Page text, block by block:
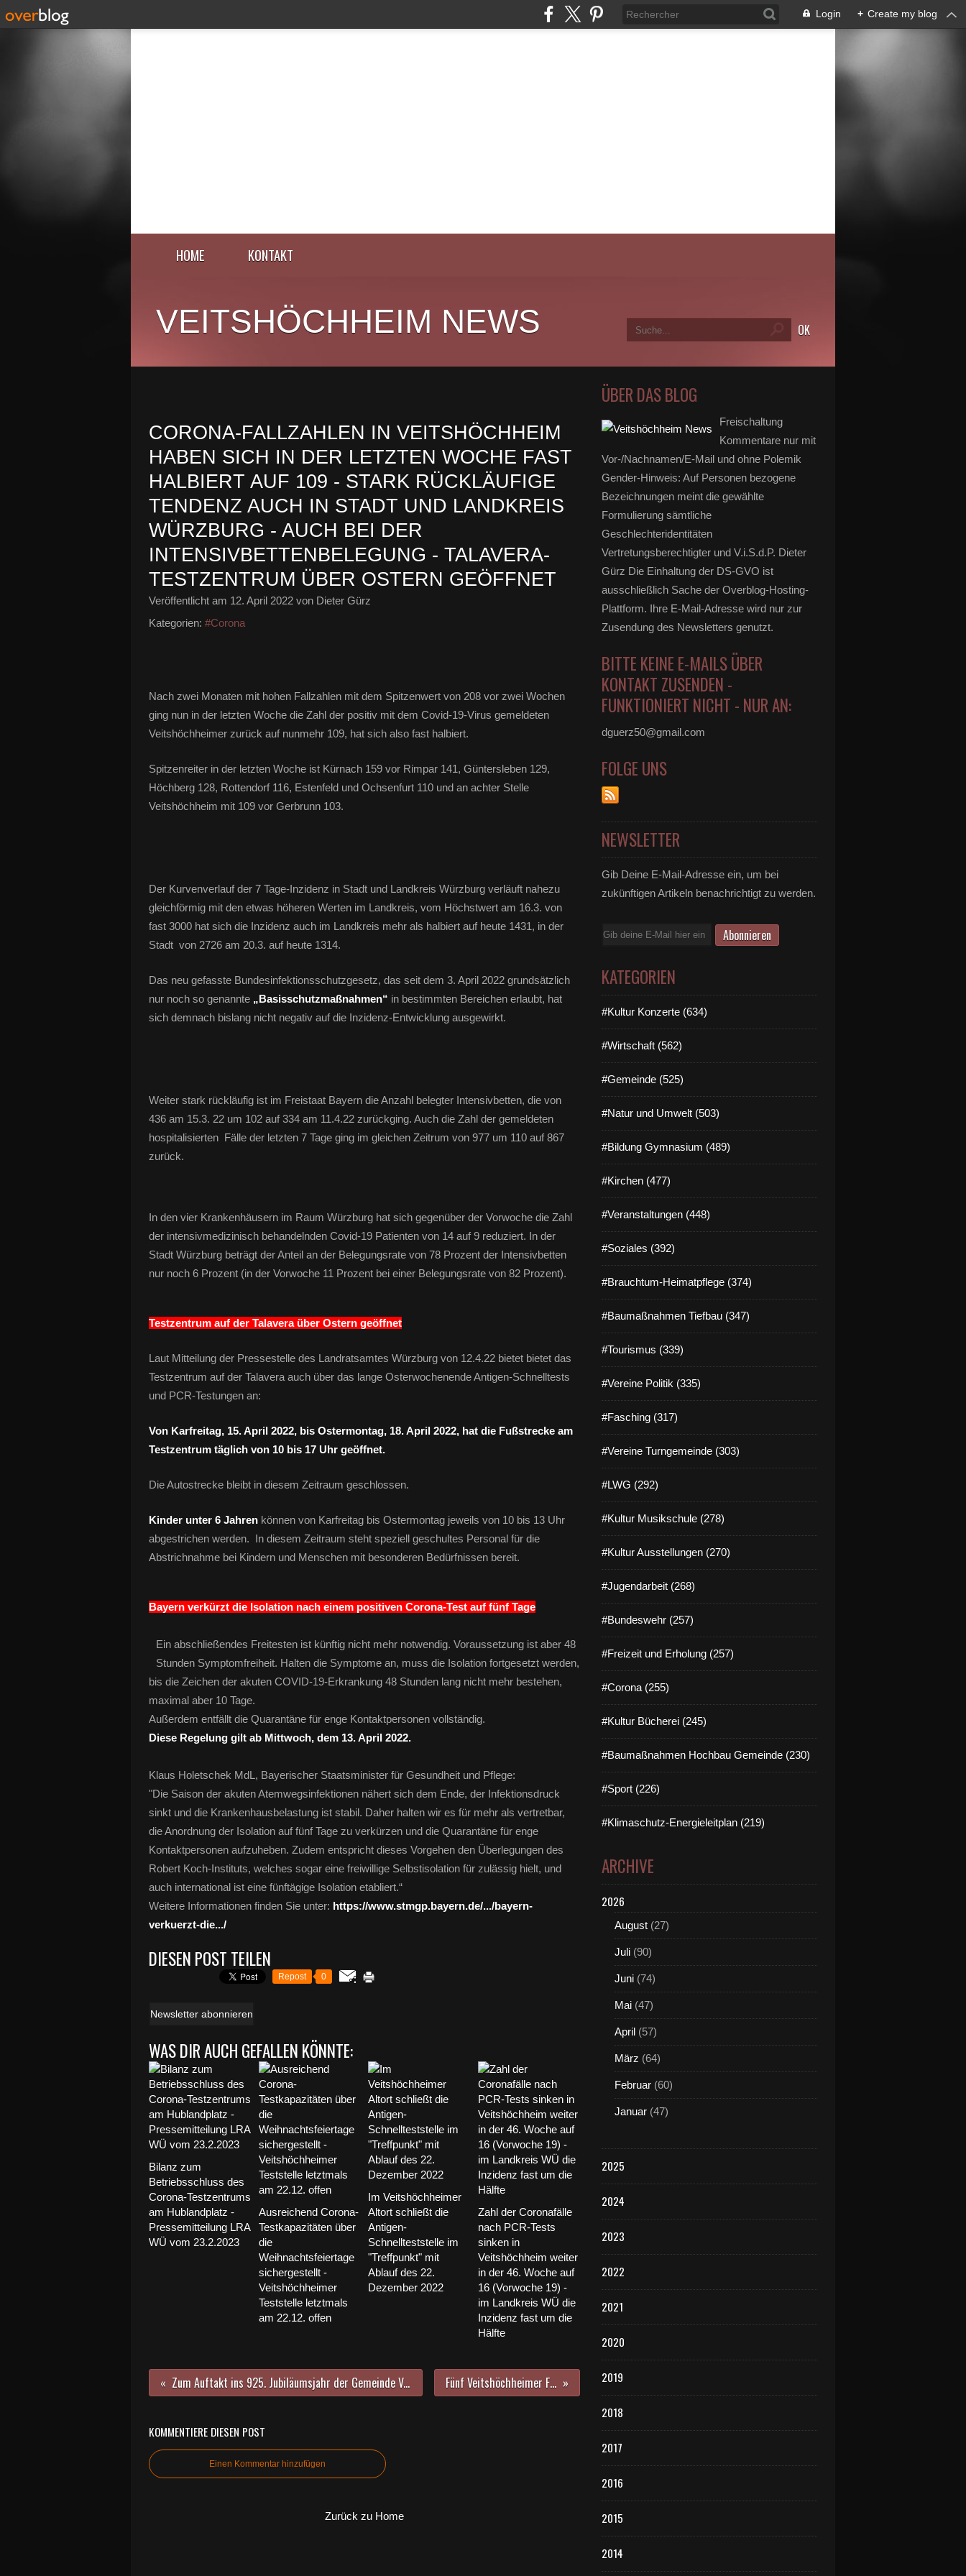
Login + Create my blog
HOME KONTAKT
VEITSHÖCHHEIM NEWS
CORONA-FALLZAHLEN IN VEITSHÖCHHEIM
HABEN SICH IN DER LETZTEN WOCHE FAST
HALBIERT AUF 109 - STARK RÜCKLÄUFIGE
TENDENZ AUCH IN STADT UND LANDKREIS
WÜRZBURG - AUCH BEI DER
INTENSIVBETTENBELEGUNG - TALAVERA-
TESTZENTRUM ÜBER OSTERN GEÖFFNET
Veröffentlicht am 12. April 2022 von Dieter Gürz
Kategorien: #Corona
Nach zwei Monaten mit hohen Fallzahlen mit dem Spitzenwert von 208 vor zwei Wochen
ging nun in der letzten Woche die Zahl der positiv mit dem Covid-19-Virus gemeldeten
Veitshöchheimer zurück auf nunmehr 109, hat sich also fast halbiert.
Spitzenreiter in der letzten Woche ist Kürnach 159 vor Rimpar 141, Güntersleben 129,
Höchberg 128, Rottendorf 116, Estenfeld und Ochsenfurt 110 und an achter Stelle
Veitshöchheim mit 109 vor Gerbrunn 103.
Der Kurvenverlauf der 7 Tage-Inzidenz in Stadt und Landkreis Würzburg verläuft nahezu
gleichförmig mit den etwas höheren Werten im Landkreis, vom Höchstwert am 16.3. von
fast 3000 hat sich die Inzidenz auch im Landkreis mehr als halbiert auf heute 1431, in der
Stadt von 2726 am 20.3. auf heute 1314.
Das neu gefasste Bundesinfektionsschutzgesetz, das seit dem 3. April 2022 grundsätzlich
nur noch so genannte „Basisschutzmaßnahmen“ in bestimmten Bereichen erlaubt, hat
sich demnach bislang nicht negativ auf die Inzidenz-Entwicklung ausgewirkt.
Weiter stark rückläufig ist im Freistaat Bayern die Anzahl belegter Intensivbetten, die von
436 am 15.3. 22 um 102 auf 334 am 11.4.22 zurückging. Auch die Zahl der gemeldeten
hospitalisierten Fälle der letzten 7 Tage ging im gleichen Zeitrum von 977 um 110 auf 867
zurück.
In den vier Krankenhäusern im Raum Würzburg hat sich gegenüber der Vorwoche die Zahl
der intensivmedizinisch behandelnden Covid-19 Patienten von 14 auf 9 reduziert. In der
Stadt Würzburg beträgt der Anteil an der Belegungsrate von 78 Prozent der Intensivbetten
nur noch 6 Prozent (in der Vorwoche 11 Prozent bei einer Belegungsrate von 82 Prozent).
Testzentrum auf der Talavera über Ostern geöffnet
Laut Mitteilung der Pressestelle des Landratsamtes Würzburg von 12.4.22 bietet bietet das
Testzentrum auf der Talavera auch über das lange Osterwochenende Antigen-Schnelltests
und PCR-Testungen an:
Von Karfreitag, 15. April 2022, bis Ostermontag, 18. April 2022, hat die Fußstrecke am
Testzentrum täglich von 10 bis 17 Uhr geöffnet.
Die Autostrecke bleibt in diesem Zeitraum geschlossen.
Kinder unter 6 Jahren können von Karfreitag bis Ostermontag jeweils von 10 bis 13 Uhr
abgestrichen werden. In diesem Zeitraum steht speziell geschultes Personal für die
Abstrichnahme bei Kindern und Menschen mit besonderen Bedürfnissen bereit.
Bayern verkürzt die Isolation nach einem positiven Corona-Test auf fünf Tage
Ein abschließendes Freitesten ist künftig nicht mehr notwendig. Voraussetzung ist aber 48
Stunden Symptomfreiheit. Halten die Symptome an, muss die Isolation fortgesetzt werden,
bis die Zeichen der akuten COVID-19-Erkrankung 48 Stunden lang nicht mehr bestehen,
maximal aber 10 Tage.
Außerdem entfällt die Quarantäne für enge Kontaktpersonen vollständig.
Diese Regelung gilt ab Mittwoch, dem 13. April 2022.
Klaus Holetschek MdL, Bayerischer Staatsminister für Gesundheit und Pflege:
"Die Saison der akuten Atemwegsinfektionen nähert sich dem Ende, der Infektionsdruck
sinkt und die Krankenhausbelastung ist stabil. Daher halten wir es für mehr als vertretbar,
die Anordnung der Isolation auf fünf Tage zu verkürzen und die Quarantäne für enge
Kontaktpersonen aufzuheben. Zudem entspricht dieses Vorgehen den Überlegungen des
Robert Koch-Instituts, welches sogar eine freiwillige Selbstisolation für zulässig hielt, und
auch international ist eine fünftägige Isolation etabliert.“
Weitere Informationen finden Sie unter: https://www.stmgp.bayern.de/.../bayern-
verkuerzt-die.../
DIESEN POST TEILEN
Repost 0
Newsletter abonnieren
WAS DIR AUCH GEFALLEN KÖNNTE:
Bilanz zum
Betriebsschluss des
Corona-Testzentrums
am Hublandplatz -
Pressemitteilung LRA
WÜ vom 23.2.2023
Ausreichend Corona-
Testkapazitäten über
die
Weihnachtsfeiertage
sichergestellt -
Veitshöchheimer
Teststelle letztmals
am 22.12. offen
Im Veitshöchheimer
Altort schließt die
Antigen-
Schnellteststelle im
"Treffpunkt" mit
Ablauf des 22.
Dezember 2022
Zahl der Coronafälle
nach PCR-Tests
sinken in
Veitshöchheim weiter
in der 46. Woche auf
16 (Vorwoche 19) -
im Landkreis WÜ die
Inzidenz fast um die
Hälfte
Zum Auftakt ins 925. Jubiläumsjahr der Gemeinde Veitshöchheim ging in den Mainfrankensälen eine beeindruckende zweieinhalbstündige Jubiläumsfeier mit einigen Premieren über die Bühne Fünf Veitshöchheimer Feldjäger in Jordanien im Einsatz - Ortsschild stellt Heimatbezug her
KOMMENTIERE DIESEN POST
Einen Kommentar hinzufügen
Zurück zu Home
ÜBER DAS BLOG
Freischaltung
Kommentare nur mit
Vor-/Nachnamen/E-Mail und ohne Polemik
Gender-Hinweis: Auf Personen bezogene
Bezeichnungen meint die gewählte
Formulierung sämtliche
Geschlechteridentitäten
Vertretungsberechtigter und V.i.S.d.P. Dieter
Gürz Die Einhaltung der DS-GVO ist
ausschließlich Sache der Overblog-Hosting-
Plattform. Ihre E-Mail-Adresse wird nur zur
Zusendung des Newsletters genutzt.
BITTE KEINE E-MAILS ÜBER
KONTAKT ZUSENDEN -
FUNKTIONIERT NICHT - NUR AN:
dguerz50@gmail.com
FOLGE UNS
NEWSLETTER
Gib Deine E-Mail-Adresse ein, um bei
zukünftigen Artikeln benachrichtigt zu werden.
E-
KATEGORIEN
#Kultur Konzerte (634)
#Wirtschaft (562)
#Gemeinde (525)
#Natur und Umwelt (503)
#Bildung Gymnasium (489)
#Kirchen (477)
#Veranstaltungen (448)
#Soziales (392)
#Brauchtum-Heimatpflege (374)
#Baumaßnahmen Tiefbau (347)
#Tourismus (339)
#Vereine Politik (335)
#Fasching (317)
#Vereine Turngemeinde (303)
#LWG (292)
#Kultur Musikschule (278)
#Kultur Ausstellungen (270)
#Jugendarbeit (268)
#Bundeswehr (257)
#Freizeit und Erholung (257)
#Corona (255)
#Kultur Bücherei (245)
#Baumaßnahmen Hochbau Gemeinde (230)
#Sport (226)
#Klimaschutz-Energieleitplan (219)
ARCHIVE
2026
August (27)
Juli (90)
Juni (74)
Mai (47)
April (57)
März (64)
Februar (60)
Januar (47)
2025
2024
2023
2022
2021
2020
2019
2018
2017
2016
2015
2014